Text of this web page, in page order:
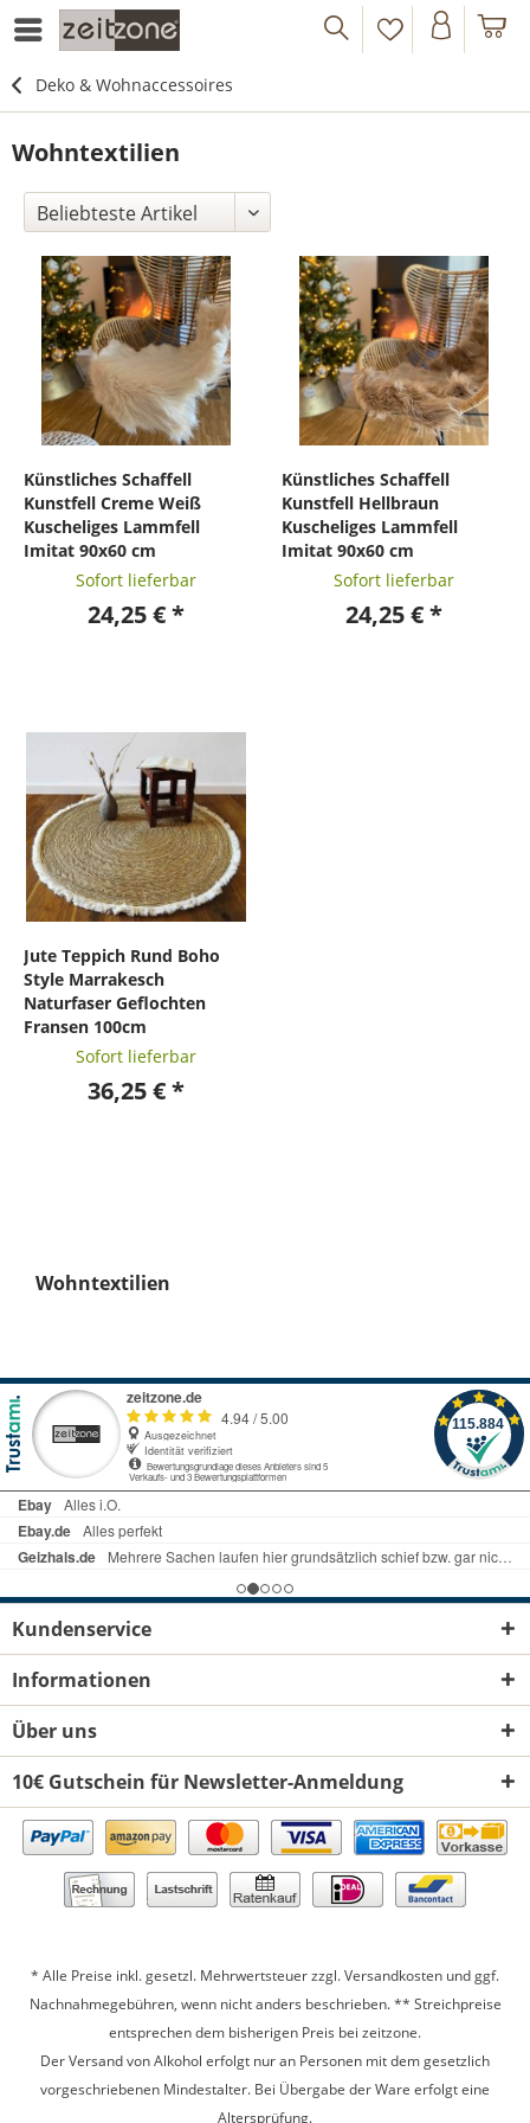
Deko & Wohnaccessoires
Wohntextilien
Wohntextilien
Künstliches Schaffell
Kunstfell Creme Weiß
Kuscheliges Lammfell
Imitat 90x60 cm
Sofort lieferbar
24,25 € *
Künstliches Schaffell
Kunstfell Hellbraun
Kuscheliges Lammfell
Imitat 90x60 cm
Sofort lieferbar
24,25 € *
Jute Teppich Rund Boho
Style Marrakesch
Naturfaser Geflochten
Fransen 100cm
Sofort lieferbar
36,25 € *
Kundenservice
Informationen
Über uns
10€ Gutschein für Newsletter-Anmeldung
* Alle Preise inkl. gesetzl. Mehrwertsteuer zzgl.Versandkosten und ggf.
Nachnahmegebühren, wenn nicht anders beschrieben. ** Streichpreise
entsprechen dem bisherigen Preis bei zeitzone.
Der Versand von Alkohol erfolgt nur an Personen mit dem gesetzlich
vorgeschriebenen Mindestalter. Bei Übergabe der Ware erfolgt eine
Altersprüfung.